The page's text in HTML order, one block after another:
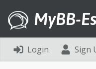
MyBB-
Login Sign